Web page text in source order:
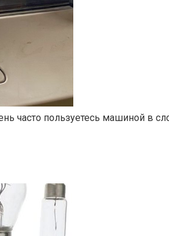
часто пользуетесь машиной в